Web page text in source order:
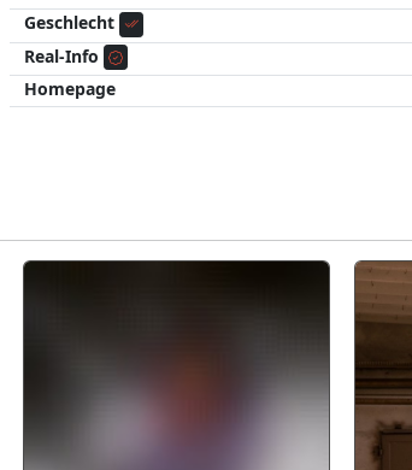
Geschlecht
Real-Info
Homepage